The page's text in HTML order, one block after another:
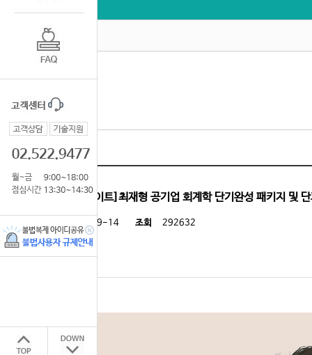
[신규과정 업데이트]최재형 공기업 회계학 단기완성 패키지 및
등록일 2022-09-14 조회 292632
첨부파일